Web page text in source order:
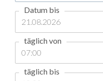
Datum bis
täglich von
täglich bis